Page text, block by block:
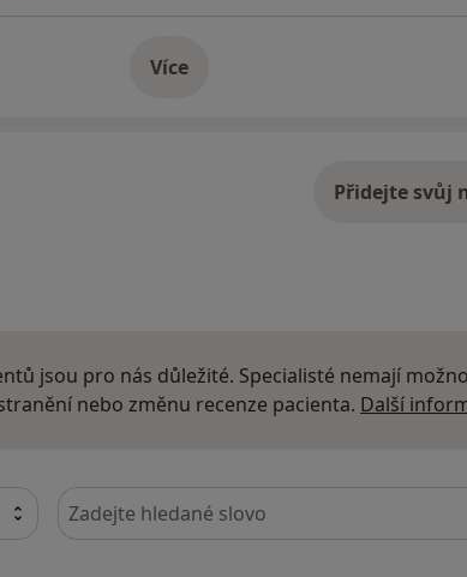
Víceo adrese
Přidejte svůj
jsou pro nás důležité. Specialisté nemají
nebo změnu recenze pacienta. Další
Hledejte v názorech